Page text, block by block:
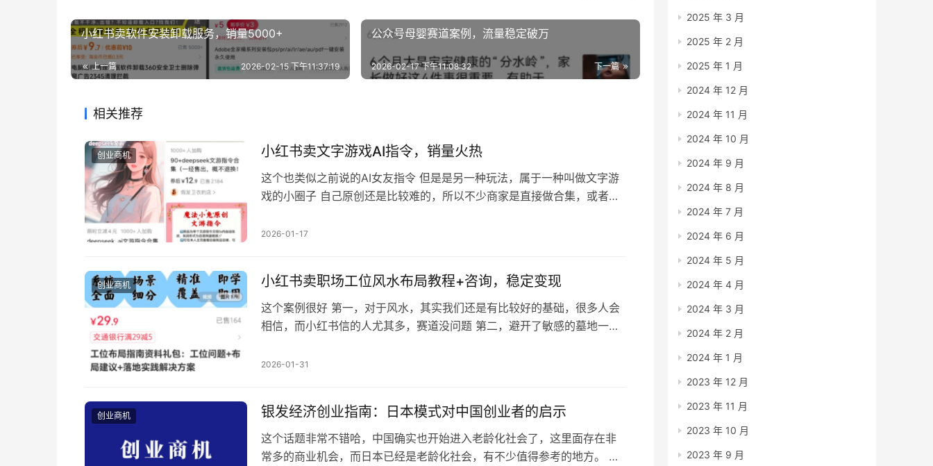
小红书卖软件安装卸载服务，销量5000+
上一篇 2026-02-15 下午11:37:19
公众号母婴赛道案例，流量稳定破万
下一篇
2026-02-17 下午11:08:32
相关推荐
创业商机 小红书卖文字游戏AI指令，销量火热
这个也类似之前说的AI女友指令 但是是另一种玩法，属于一种叫做文字游
戏的小圈子 自己原创还是比较难的，所以不少商家是直接做合集，或者混
2026-01-17
创业商机 小红书卖职场工位风水布局教程+咨询，稳定变现
这个案例很好 第一，对于风水，其实我们还是有比较好的基础，很多人会
相信，而小红书信的人尤其多，赛道没问题 第二，避开了敏感的墓地一类
整个产品没有出现风水这类容易违规的词，而是以布局来替代（但是受众
2026-01-31
创业商机 银发经济创业指南：日本模式对中国创业者的启示
这个话题非常不错哈，中国确实也开始进入老龄化社会了，这里面存在非
常多的商业机会，而日本已经是老龄化社会，有不少值得参考的地方。 数
2025 年 3 月
2025 年 2 月
2025 年 1 月
2024 年 12 月
2024 年 11 月
2024 年 10 月
2024 年 9 月
2024 年 8 月
2024 年 7 月
2024 年 6 月
2024 年 5 月
2024 年 4 月
2024 年 3 月
2024 年 2 月
2024 年 1 月
2023 年 12 月
2023 年 11 月
2023 年 10 月
2023 年 9 月